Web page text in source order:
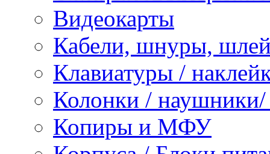
Видеокарты
Кабели, шнуры,
Клавиатуры /
Колонки /
Копиры и МФУ